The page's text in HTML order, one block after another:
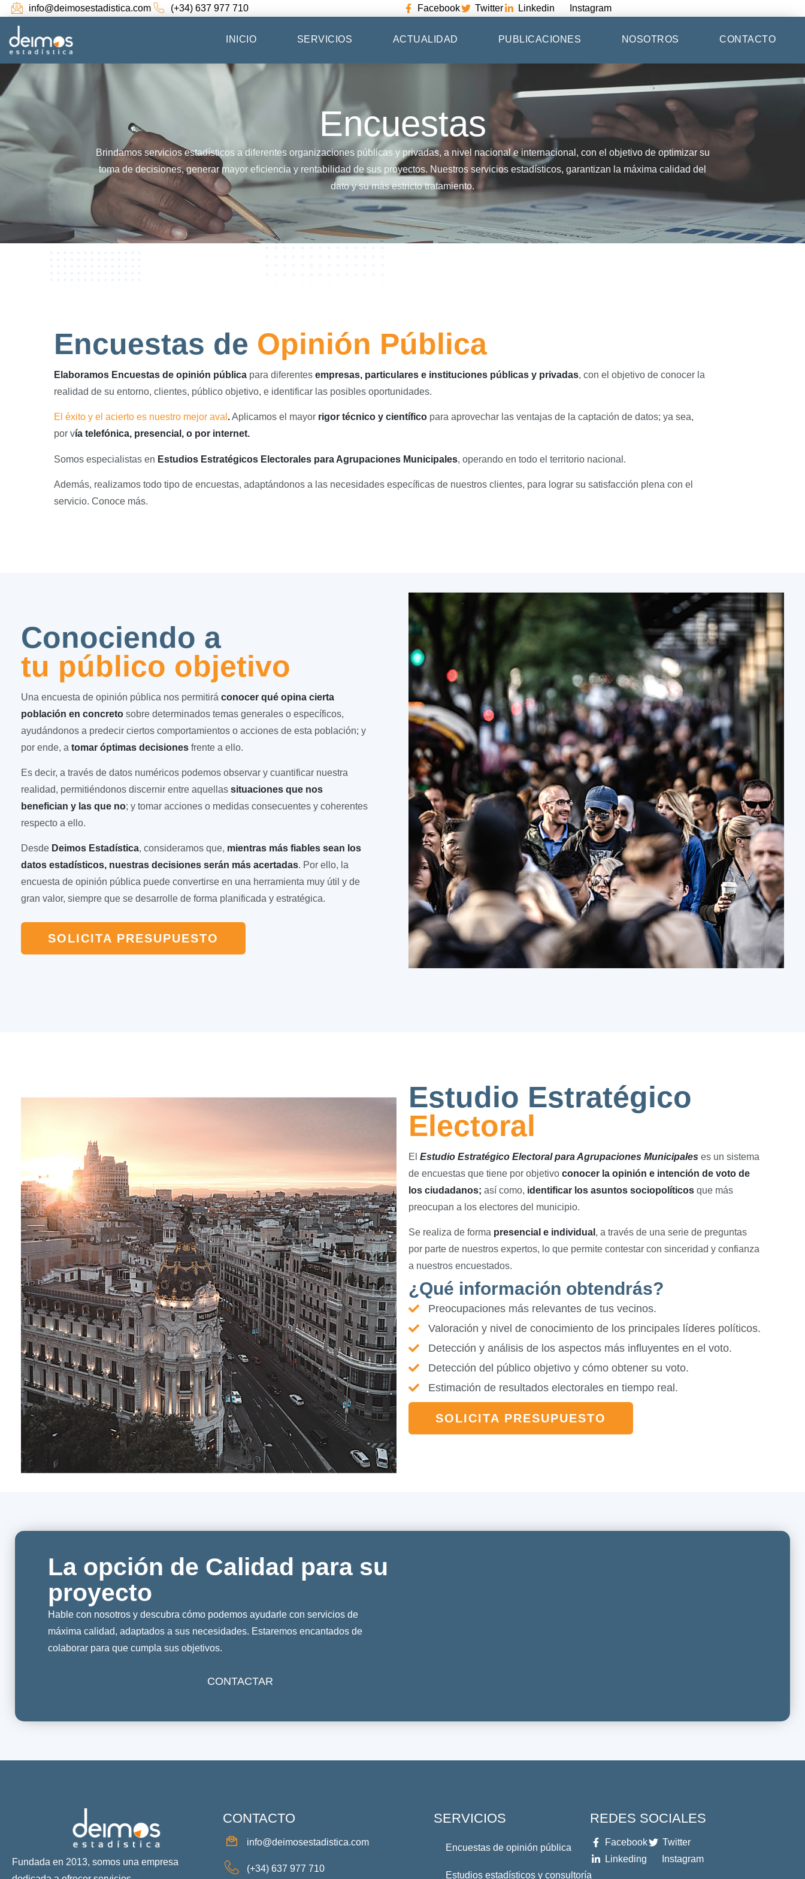
info@deimosestadistica.com (+34) 637 977 710 Facebook Twitter Linkedin Instagram
INICIO SERVICIOS ACTUALIDAD PUBLICACIONES NOSOTROS CONTACTO
Encuestas
Brindamos servicios estadísticos a diferentes organizaciones públicas y privadas, a nivel nacional e internacional, con el objetivo de optimizar su
toma de decisiones, generar mayor eficiencia y rentabilidad de sus proyectos. Nuestros servicios estadísticos, garantizan la máxima calidad del
dato y su más estricto tratamiento.
Encuestas de Opinión Pública
Elaboramos Encuestas de opinión pública para diferentes empresas, particulares e instituciones públicas y privadas, con el objetivo de conocer la
realidad de su entorno, clientes, público objetivo, e identificar las posibles oportunidades.
El éxito y el acierto es nuestro mejor aval .Aplicamos el mayor rigor técnico y científico para aprovechar las ventajas de la captación de datos; ya sea,
por vía telefónica, presencial, o por internet.
Somos especialistas en Estudios Estratégicos Electorales para Agrupaciones Municipales, operando en todo el territorio nacional.
Además, realizamos todo tipo de encuestas, adaptándonos a las necesidades específicas de nuestros clientes, para lograr su satisfacción plena con el
servicio. Conoce más.
Conociendo a
tu público objetivo
Una encuesta de opinión pública nos permitirá conocer qué opina cierta
población en concreto sobre determinados temas generales o específicos,
ayudándonos a predecir ciertos comportamientos o acciones de esta población; y
por ende, a tomar óptimas decisiones frente a ello.
Es decir, a través de datos numéricos podemos observar y cuantificar nuestra
realidad, permitiéndonos discernir entre aquellas situaciones que nos
benefician y las que no; y tomar acciones o medidas consecuentes y coherentes
respecto a ello.
Desde Deimos Estadística, consideramos que, mientras más fiables sean los
datos estadísticos, nuestras decisiones serán más acertadas. Por ello, la
encuesta de opinión pública puede convertirse en una herramienta muy útil y de
gran valor, siempre que se desarrolle de forma planificada y estratégica.
SOLICITA PRESUPUESTO
Estudio Estratégico
Electoral
El Estudio Estratégico Electoral para Agrupaciones Municipales es un sistema
de encuestas que tiene por objetivo conocer la opinión e intención de voto de
los ciudadanos; así como, identificar los asuntos sociopolíticos que más
preocupan a los electores del municipio.
Se realiza de forma presencial e individual , a través de una serie de preguntas
por parte de nuestros expertos, lo que permite contestar con sinceridad y confianza
a nuestros encuestados.
¿Qué información obtendrás?
Preocupaciones más relevantes de tus vecinos.
Valoración y nivel de conocimiento de los principales líderes políticos.
Detección y análisis de los aspectos más influyentes en el voto.
Detección del público objetivo y cómo obtener su voto.
Estimación de resultados electorales en tiempo real.
SOLICITA PRESUPUESTO
La opción de Calidad para su
proyecto
Hable con nosotros y descubra cómo podemos ayudarle con servicios de
máxima calidad, adaptados a sus necesidades. Estaremos encantados de
colaborar para que cumpla sus objetivos.
CONTACTAR
Fundada en 2013, somos una empresa
CONTACTO
info@deimosestadistica.com
(+34) 637 977 710
SERVICIOS
Encuestas de opinión pública
Estudios estadísticos y consultoría
REDES SOCIALES
Facebook
Twitter
Linkeding
Instagram